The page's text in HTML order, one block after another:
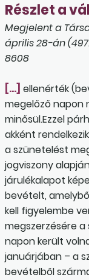
Részlet a
Megjelent a
április 28-án
8608
[…] ellenérték
megelőző napon
minősül.Ezzel
akként
a szünetelést
jogviszony
járulékalapot
bevételt,
kell figyelembe
megszerzésére
napon került
januárjában – a
bevételből